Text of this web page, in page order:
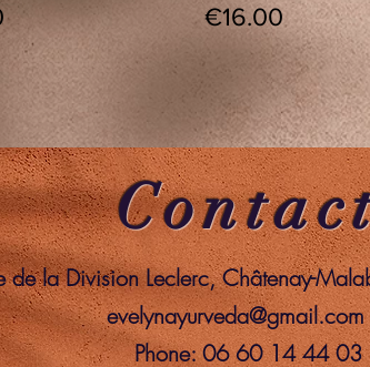
Price
€16.00
de la Division Leclerc, Châtenay-
evelynayurveda@gmail.com
Phone: 06 60 14 44 03